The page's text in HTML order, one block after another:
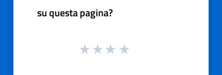
su questa pagina?